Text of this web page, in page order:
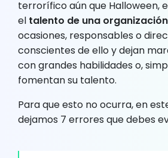
terrorífico aún que Halloween,
el talento de una organización
ocasiones, responsables o
conscientes de ello y dejan
con grandes habilidades o,
fomentan su talento.
Para que esto no ocurra, en
dejamos 7 errores que debes